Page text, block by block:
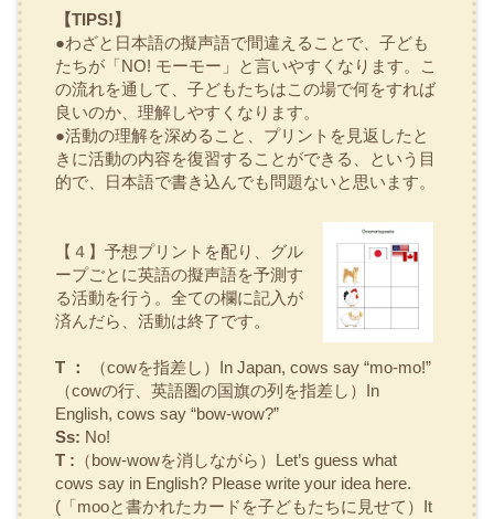
【TIPS!】
●わざと日本語の擬声語で間違えることで、子ども
たちが「NO! モーモー」と言いやすくなります。こ
の流れを通して、子どもたちはこの場で何をすれば
良いのか、理解しやすくなります。
●活動の理解を深めること、プリントを見返したと
きに活動の内容を復習することができる、という目
的で、日本語で書き込んでも問題ないと思います。
【４】予想プリントを配り、グル
ープごとに英語の擬声語を予測す
る活動を行う。全ての欄に記入が
済んだら、活動は終了です。
T ：
（cowを指差し）In Japan, cows say “mo-mo!”
（cowの行、英語圏の国旗の列を指差し）In
English, cows say “bow-wow?”
Ss: No!
T : （bow-wowを消しながら）Let’s guess what
cows say in English? Please write your idea here.
(「mooと書かれたカードを子どもたちに見せて）It